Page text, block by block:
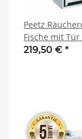
Peetz
Fische mit
rostfrei 21 x 26
219,50 € *